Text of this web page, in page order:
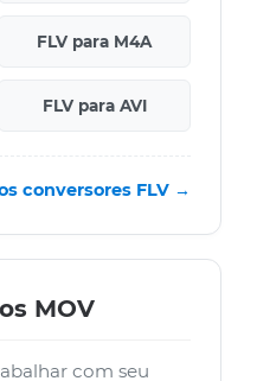
FLV para M4A
FLV para AVI
conversores FLV →
MOV
com seu